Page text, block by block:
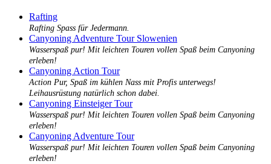
Rafting
Rafting Spass für Jedermann.
Canyoning Adventure Tour Slowenien
Wasserspaß pur! Mit leichten Touren vollen Spaß beim Canyoning
erleben!
Canyoning Action Tour
Action Pur, Spaß im kühlen Nass mit Profis unterwegs!
Leihausrüstung natürlich schon dabei.
Canyoning Einsteiger Tour
Wasserspaß pur! Mit leichten Touren vollen Spaß beim Canyoning
erleben!
Canyoning Adventure Tour
Wasserspaß pur! Mit leichten Touren vollen Spaß beim Canyoning
erleben!